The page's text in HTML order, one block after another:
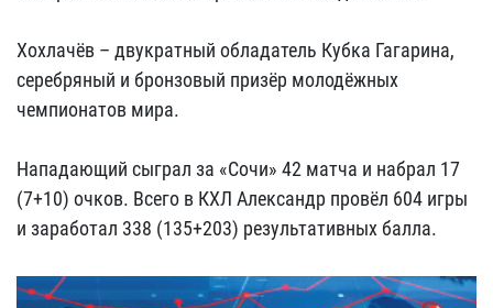
Хохлачёв – двукратный обладатель Кубка Гагарина,
серебряный и бронзовый призёр молодёжных
чемпионатов мира.
Нападающий сыграл за «Сочи» 42 матча и набрал 17
(7+10) очков. Всего в КХЛ Александр провёл 604 игры
и заработал 338 (135+203) результативных балла.